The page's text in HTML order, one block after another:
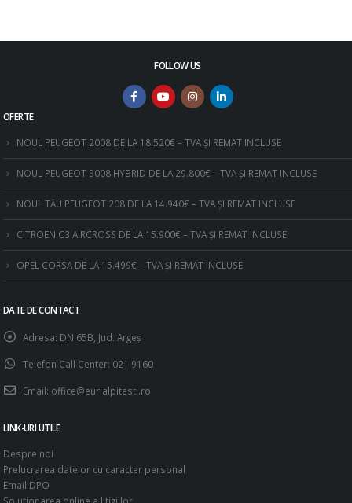
FOLLOW US
OFERTE
NOUL PEUGEOT 2008 DE LA 18.520€ – TVA ȘI REMAT INCLUSE
NOUL PEUGEOT 3008 HYBRID DE LA 29.800€ – TVA ȘI REMAT INCLUSE
NOUL TĂU PEUGEOT 208 DE LA 14.940€ – TVA ȘI REMAT INCLUSE
CITROËN C3 AIRCROSS DE LA 15.900€ – TVA ȘI REMAT INCLUSE
OPEL CORSA DE LA 15.499€ – TVA ȘI REMAT INCLUSE
DATE DE CONTACT
Adresa: DN 65B, Jud. Argeş
Telefon Call Center: 021 9160
Email: office@eurialpitesti.ro
LINK-URI UTILE
Despre noi
Prelucrarea datelor cu caracter personal
Email DPO